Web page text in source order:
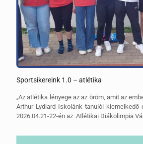
Sportsikereink 1.0 – atlétika
„Az atlétika lényege az az öröm, amit az
Arthur Lydiard Iskolánk tanulói kiemelkedő
2026.04.21-22-én az Atlétikai Diákolimpia